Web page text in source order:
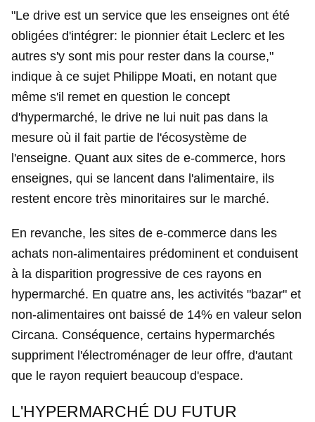
"Le drive est un service que les enseignes ont été
obligées d'intégrer: le pionnier était Leclerc et les
autres s'y sont mis pour rester dans la course,"
indique à ce sujet Philippe Moati, en notant que
même s'il remet en question le concept
d'hypermarché, le drive ne lui nuit pas dans la
mesure où il fait partie de l'écosystème de
l'enseigne. Quant aux sites de e-commerce, hors
enseignes, qui se lancent dans l'alimentaire, ils
restent encore très minoritaires sur le marché.
En revanche, les sites de e-commerce dans les
achats non-alimentaires prédominent et conduisent
à la disparition progressive de ces rayons en
hypermarché. En quatre ans, les activités "bazar" et
non-alimentaires ont baissé de 14% en valeur selon
Circana. Conséquence, certains hypermarchés
suppriment l'électroménager de leur offre, d'autant
que le rayon requiert beaucoup d'espace.
L'HYPERMARCHÉ DU FUTUR